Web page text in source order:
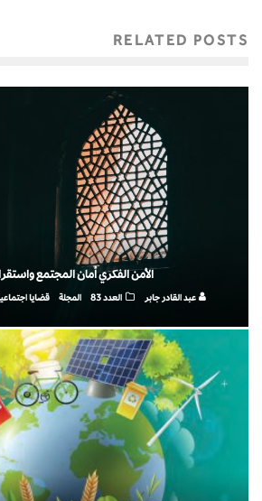
RELATED POSTS
الأمن الفكري أمان المجتمع
عبد القادر جابر العدد 83 المجلة قضايا